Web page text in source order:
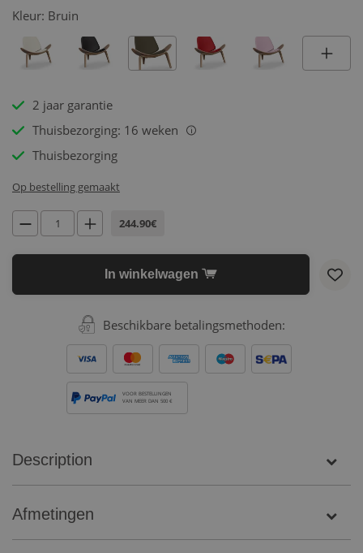
Kleur: Bruin
2 jaar garantie
Thuisbezorging: 16 weken
i
Thuisbezorging
Op bestelling gemaakt
244.90€
In winkelwagen
Beschikbare betalingsmethoden:
VOOR BESTELLINGEN
VAN MEER DAN 500 €
Description
Afmetingen